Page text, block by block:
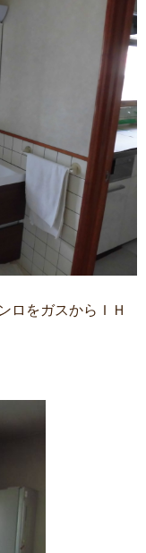
ロをガスからＩＨ